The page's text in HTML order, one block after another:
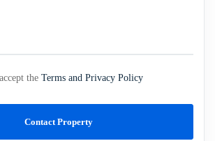
the Terms and Privacy Policy
Contact Property